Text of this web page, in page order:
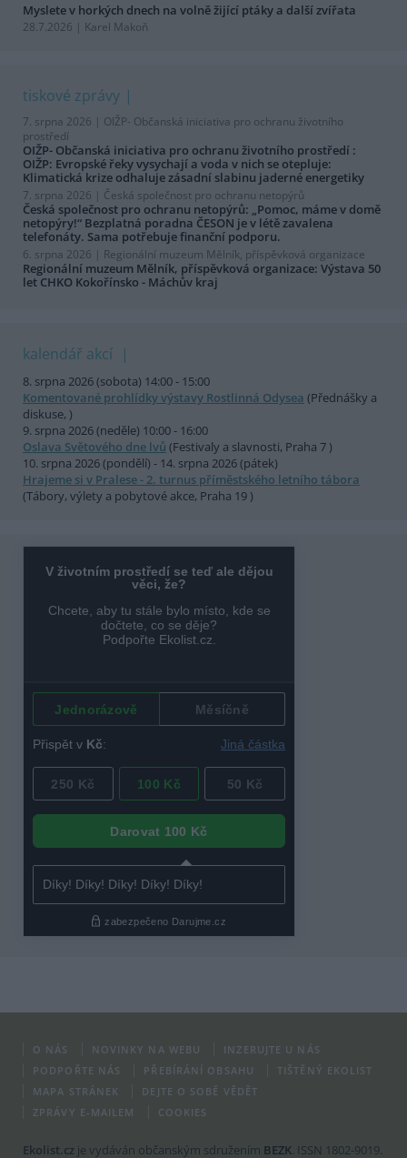
Myslete v horkých dnech na volně žijící ptáky a další zvířata
28.7.2026 | Karel Makoň
tiskové zprávy
7. srpna 2026 | OIŽP- Občanská iniciativa pro ochranu životního
prostředí
OIŽP- Občanská iniciativa pro ochranu životního prostředí :
OIŽP: Evropské řeky vysychají a voda v nich se otepluje:
Klimatická krize odhaluje zásadní slabinu jaderné energetiky
7. srpna 2026 | Česká společnost pro ochranu netopýrů
Česká společnost pro ochranu netopýrů: „Pomoc, máme v domě
netopýry!“ Bezplatná poradna ČESON je v létě zavalena
telefonáty. Sama potřebuje finanční podporu.
6. srpna 2026 | Regionální muzeum Mělník, příspěvková organizace
Regionální muzeum Mělník, příspěvková organizace: Výstava 50
let CHKO Kokořínsko - Máchův kraj
kalendář akcí
8. srpna 2026 (sobota) 14:00 - 15:00
Komentované prohlídky výstavy Rostlinná Odysea (Přednášky a
diskuse, )
9. srpna 2026 (neděle) 10:00 - 16:00
Oslava Světového dne lvů (Festivaly a slavnosti, Praha 7 )
10. srpna 2026 (pondělí) - 14. srpna 2026 (pátek)
Hrajeme si v Pralese - 2. turnus příměstského letního tábora
(Tábory, výlety a pobytové akce, Praha 19 )
O NÁS NOVINKY NA WEBU
INZERUJTE U NÁS
PODPOŘTE NÁS
PŘEBÍRÁNÍ OBSAHU
TIŠTĚNÝ EKOLIST
MAPA STRÁNEK
DEJTE O SOBĚ VĚDĚT
ZPRÁVY E-MAILEM
COOKIES
Ekolist.cz je vydáván občanským sdružením BEZK. ISSN 1802-9019.